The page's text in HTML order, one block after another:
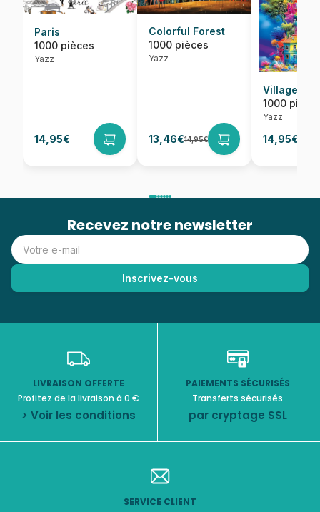
Paris
1000 pièces
Yazz
14,95€
Colorful Forest
1000 pièces
Yazz
13,46€14,95€
Village
1000
Yazz
14,95€
Recevez notre newsletter
LIVRAISON OFFERTE
Profitez de la livraison à 0 €
> Voir les conditions
PAIEMENTS SÉCURISÉS
Transferts sécurisés
par cryptage SSL
SERVICE CLIENT